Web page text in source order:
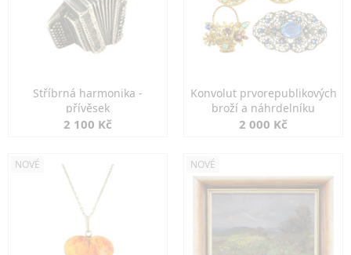
Stříbrná harmonika -
přívěsek
2 100 Kč
Konvolut prvorepublikových
broží a náhrdelníku
2 000 Kč
NOVÉ NOVÉ